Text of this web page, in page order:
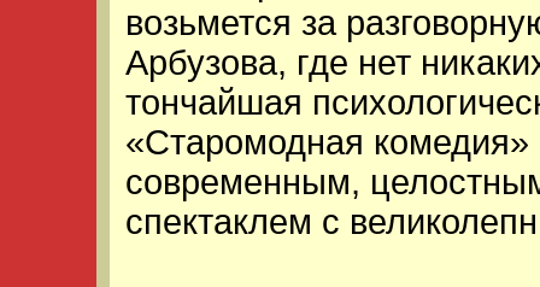
возьмется за
Арбузова, где нет
тончайшая
«Старомодная
современным,
спектаклем с